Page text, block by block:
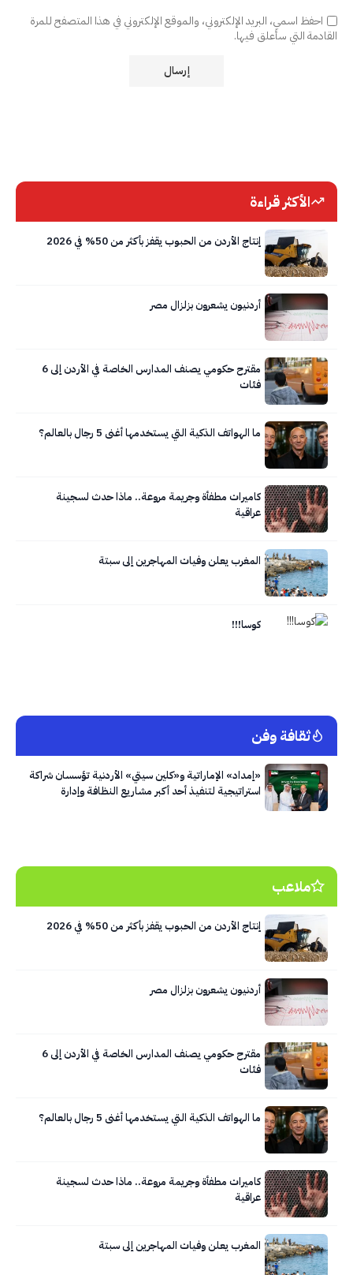
احفظ اسمي، البريد الإلكتروني، والموقع الإلكتروني في هذا المتصفح للمرة
القادمة التي سأعلق فيها.
الأكثر قراءة
إنتاج الأردن من الحبوب يقفز بأكثر من 50% في 2026
أردنيون يشعرون بزلزال مصر
مقترح حكومي يصنف المدارس الخاصة في الأردن إلى 6
فئات
ما الهواتف الذكية التي يستخدمها أغنى 5 رجال بالعالم؟
كاميرات مطفأة وجريمة مروعة.. ماذا حدث لسجينة
عراقية
المغرب يعلن وفيات المهاجرين إلى سبتة
كوسا!!!
ثقافة وفن
«إمداد» الإماراتية و«كلين سيتي» الأردنية تؤسسان شراكة
استراتيجية لتنفيذ أحد أكبر مشاريع النظافة وإدارة
ملاعب
إنتاج الأردن من الحبوب يقفز بأكثر من 50% في 2026
أردنيون يشعرون بزلزال مصر
مقترح حكومي يصنف المدارس الخاصة في الأردن إلى 6
فئات
ما الهواتف الذكية التي يستخدمها أغنى 5 رجال بالعالم؟
كاميرات مطفأة وجريمة مروعة.. ماذا حدث لسجينة
عراقية
المغرب يعلن وفيات المهاجرين إلى سبتة